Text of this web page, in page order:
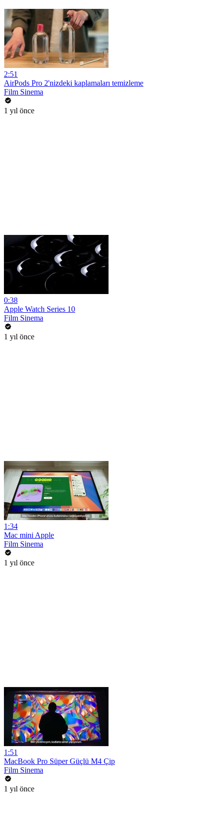
2:51
AirPods Pro 2'nizdeki kaplamaları temizleme
Film Sinema
1 yıl önce
0:38
Apple Watch Series 10
Film Sinema
1 yıl önce
1:34
Mac mini Apple
Film Sinema
1 yıl önce
1:51
MacBook Pro Süper Güçlü M4 Çip
Film Sinema
1 yıl önce